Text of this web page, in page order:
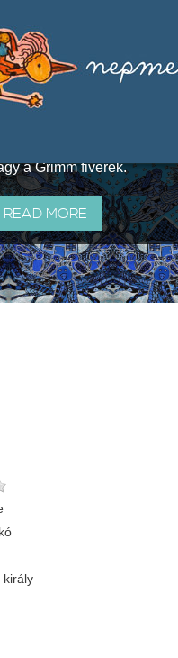
terjedő elbeszélésekből,
olyan ismert gyűjtők
össze, mint Benedek
a Grimm fivérek.
READ MORE
király